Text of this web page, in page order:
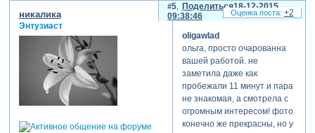
Поделиться
5
18-12-2015
09:38:46
никалика
Энтузиаст
oligawlad
ольга, просто очарованна
вашей работой. не
заметила даже как
пробежали 11 минут и пара
не знакомая, а смотрела с
огромным интересом! фото
конечно же прекрасны, но у
+2